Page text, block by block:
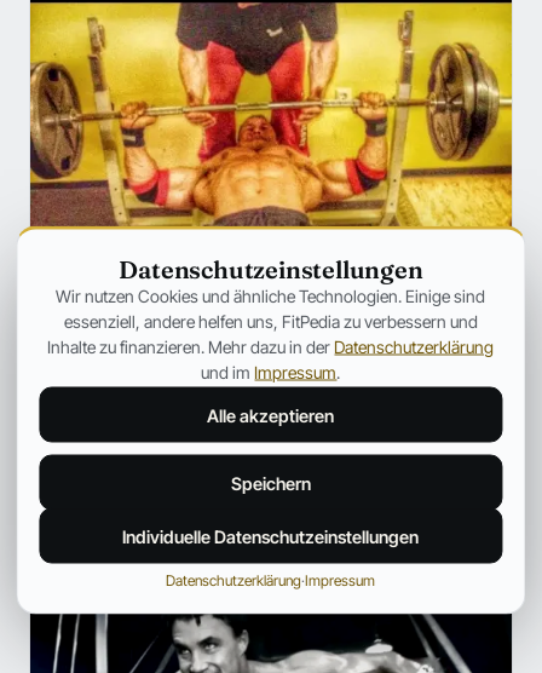
TRAINING
Matthias Botthof: SO wirst Du
WIRKLICH stärker!
Wer regelmäßig ins Fitnessstudio geht, der hat sich mit
Sicherheit schon des Öfteren die Frage gestellt, wie man
Datenschutzeinstellungen
Wir nutzen Cookies und ähnliche Technologien. Einige sind
essenziell, andere helfen uns, FitPedia zu verbessern und
Inhalte zu finanzieren. Mehr dazu in der Datenschutzerklärung
und im Impressum.
Alle akzeptieren
Speichern
Individuelle Datenschutzeinstellungen
Datenschutzerklärung·Impressum